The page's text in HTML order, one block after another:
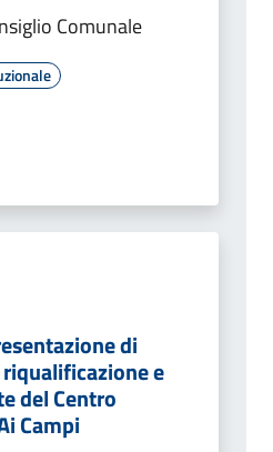
Comunale
di
e
del Centro
Campi